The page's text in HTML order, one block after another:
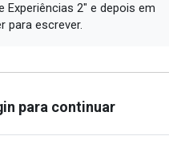
Experiências 2" e depois em
para escrever.
para continuar